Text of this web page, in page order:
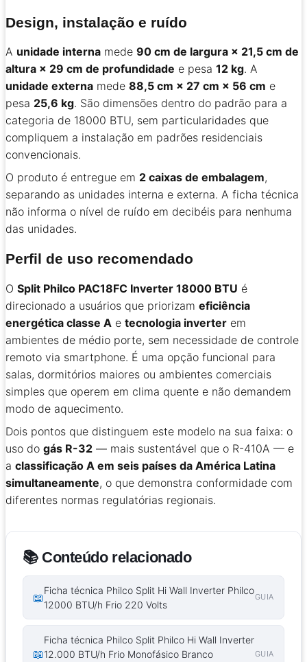
Design, instalação e ruído
A unidade interna mede 90 cm de largura × 21,5 cm de
altura × 29 cm de profundidade e pesa 12 kg. A
unidade externa mede 88,5 cm × 27 cm × 56 cm e
pesa 25,6 kg. São dimensões dentro do padrão para a
categoria de 18000 BTU, sem particularidades que
compliquem a instalação em padrões residenciais
convencionais.
O produto é entregue em 2 caixas de embalagem,
separando as unidades interna e externa. A ficha técnica
não informa o nível de ruído em decibéis para nenhuma
das unidades.
Perfil de uso recomendado
O Split Philco PAC18FC Inverter 18000 BTU é
direcionado a usuários que priorizam eficiência
energética classe A e tecnologia inverter em
ambientes de médio porte, sem necessidade de controle
remoto via smartphone. É uma opção funcional para
salas, dormitórios maiores ou ambientes comerciais
simples que operem em clima quente e não demandem
modo de aquecimento.
Dois pontos que distinguem este modelo na sua faixa: o
uso do gás R-32 — mais sustentável que o R-410A — e
a classificação A em seis países da América Latina
simultaneamente, o que demonstra conformidade com
diferentes normas regulatórias regionais.
📚 Conteúdo relacionado
📖
Ficha técnica Philco Split Hi Wall Inverter Philco
12000 BTU/h Frio 220 Volts
GUIA
📖
Ficha técnica Philco Split Philco Hi Wall Inverter
12.000 BTU/h Frio Monofásico Branco
GUIA